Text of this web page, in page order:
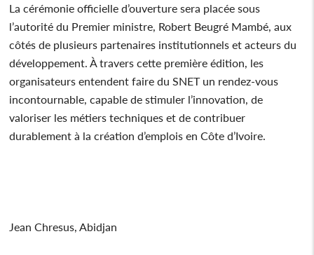
La cérémonie officielle d’ouverture sera placée sous
l’autorité du Premier ministre, Robert Beugré Mambé, aux
côtés de plusieurs partenaires institutionnels et acteurs du
développement. À travers cette première édition, les
organisateurs entendent faire du SNET un rendez-vous
incontournable, capable de stimuler l’innovation, de
valoriser les métiers techniques et de contribuer
durablement à la création d’emplois en Côte d’Ivoire.
Jean Chresus, Abidjan